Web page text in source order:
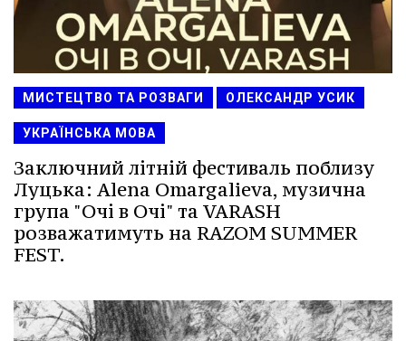
МИСТЕЦТВО ТА РОЗВАГИ ОЛЕКСАНДР УСИК
УКРАЇНСЬКА МОВА
Заключний літній фестиваль поблизу
Луцька: Alena Omargalieva, музична
група "Очі в Очі" та VARASH
розважатимуть на RAZOM SUMMER
FEST.